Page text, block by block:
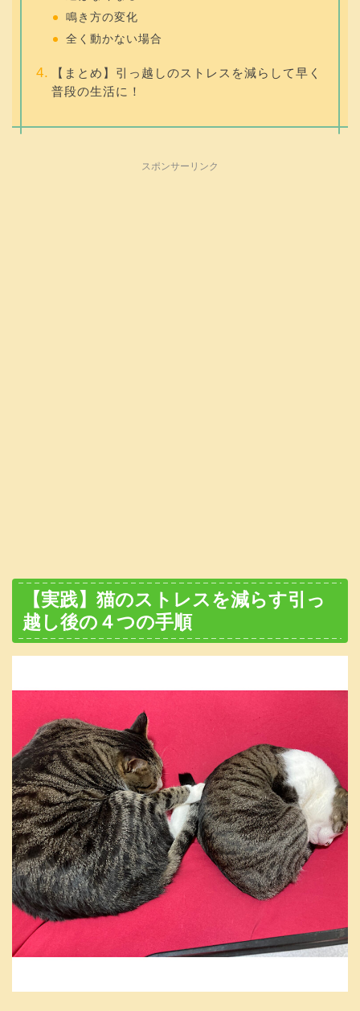
鳴き方の変化
全く動かない場合
【まとめ】引っ越しのストレスを減らして早く
普段の生活に！
スポンサーリンク
【実践】猫のストレスを減らす引っ
越し後の４つの手順